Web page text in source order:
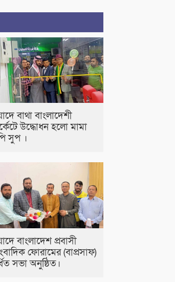
বাথা বাংলাদেশী
উদ্ধোধন হলো মামা
সুপ ।
বাংলাদেশ প্রবাসী
ফোরামের (বাপ্রসাফ)
সভা অনুষ্ঠিত।